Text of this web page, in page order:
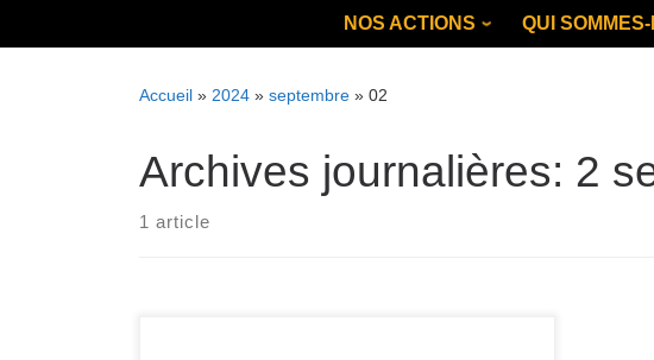
NOS ACTIONS QUI
Accueil » 2024 » septembre » 02
Archives journalières: 2
1 article